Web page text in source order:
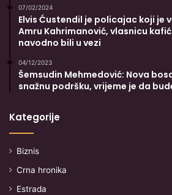
07/02/2024
Elvis Ćustendil je policajac koji je
Amru Kahrimanović, vlasnicu
navodno bili u vezi
04/12/2023
Šemsudin Mehmedović: Nova
snažnu podršku, vrijeme je da
Kategorije
Biznis
Crna hronika
Estrada